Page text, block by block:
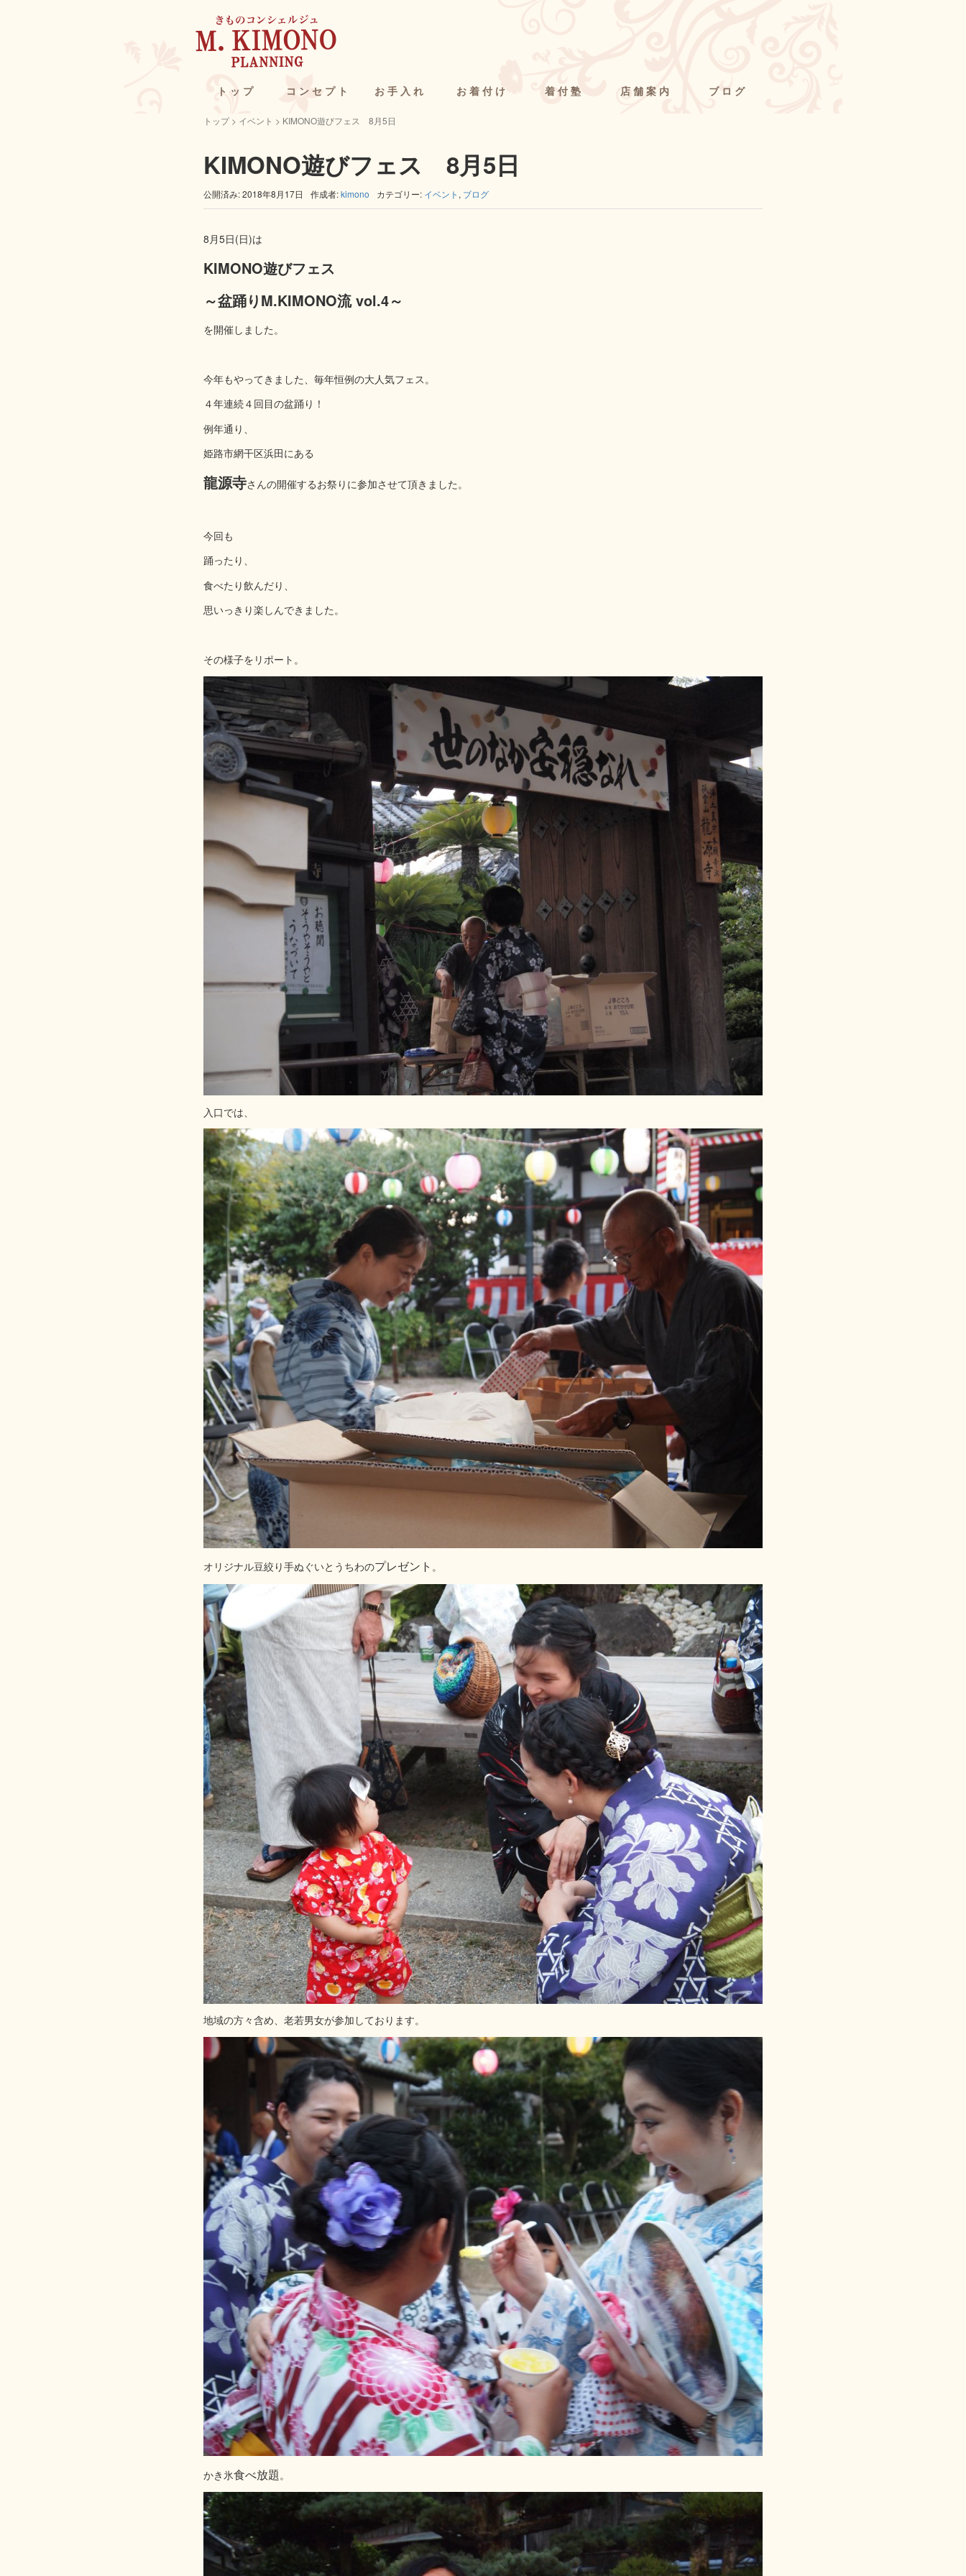
トップ コンセプト お手入れ お着付け 着付塾 店舗案内 ブログ
トップ> イベント > KIMONO遊びフェス 8月5日
KIMONO遊びフェス 8月5日
公開済み: 2018年8月17日 作成者:kimono カテゴリー: イベント , ブログ
8月5日(日)は
KIMONO遊びフェス
～盆踊りM.KIMONO流 vol.4～
を開催しました。
今年もやってきました、毎年恒例の大人気フェス。
４年連続４回目の盆踊り！
例年通り、
姫路市網干区浜田にある
龍源寺さんの開催するお祭りに参加させて頂きました。
今回も
踊ったり、
食べたり飲んだり、
思いっきり楽しんできました。
その様子をリポート。
入口では、
オリジナル豆絞り手ぬぐいとうちわのプレゼント 。
地域の方々含め、老若男女が参加しております。
かき氷食べ放題。